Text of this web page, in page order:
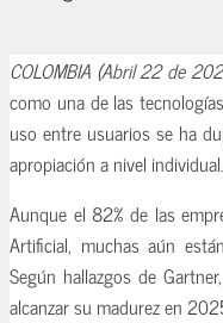
COLOMBIA (Abril 22 de
como una de las
uso entre usuarios se ha
apropiación a nivel
Aunque el 82% de las
Artificial, muchas aún
Según hallazgos de
alcanzar su madurez en